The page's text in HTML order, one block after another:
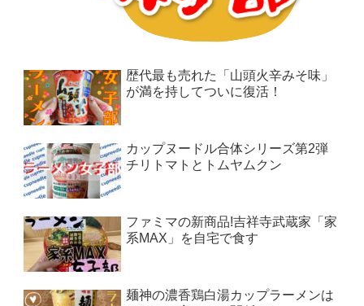
歴代最も売れた「山頭火辛みそ味」
が満を持してついに復活！
カップヌードル合体シリーズ第2弾
チリトマトとトムヤムクン
ファミマの新商品!吉祥寺武蔵家「家
系MAX」を自宅で食す
麺神の濃香鶏白湯カップラーメンは